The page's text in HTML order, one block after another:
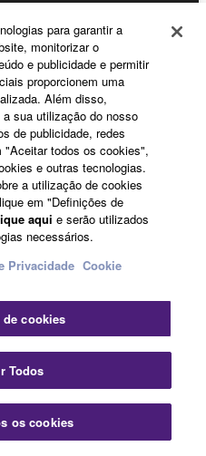
Política de Privacidade
Informação Legal
para garantir a
monitorizar o
e publicidade e permitir
proporcionem uma
Além disso,
sua utilização do nosso
de publicidade, redes
todos os cookies",
e outras tecnologias.
a utilização de cookies
em "Definições de
aqui e serão utilizados
necessários.
Privacidade Cookie
de cookies
Todos
os cookies